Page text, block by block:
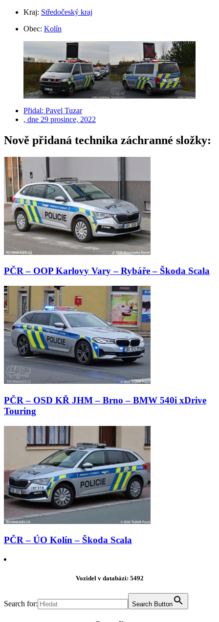
Kraj: Středočeský kraj
Obec: Kolín
Přidal: Pavel Tuzar
, dne 29 prosince, 2022
Nově přidaná technika záchranné složky:
PČR – OOP Karlovy Vary – Rybáře – Škoda Scala
PČR – OSD KŘ JHM – Brno – BMW 540i xDrive
Touring
PČR – ÚO Kolín – Škoda Scala
Vozidel v databázi: 5492
Search for: Search Button